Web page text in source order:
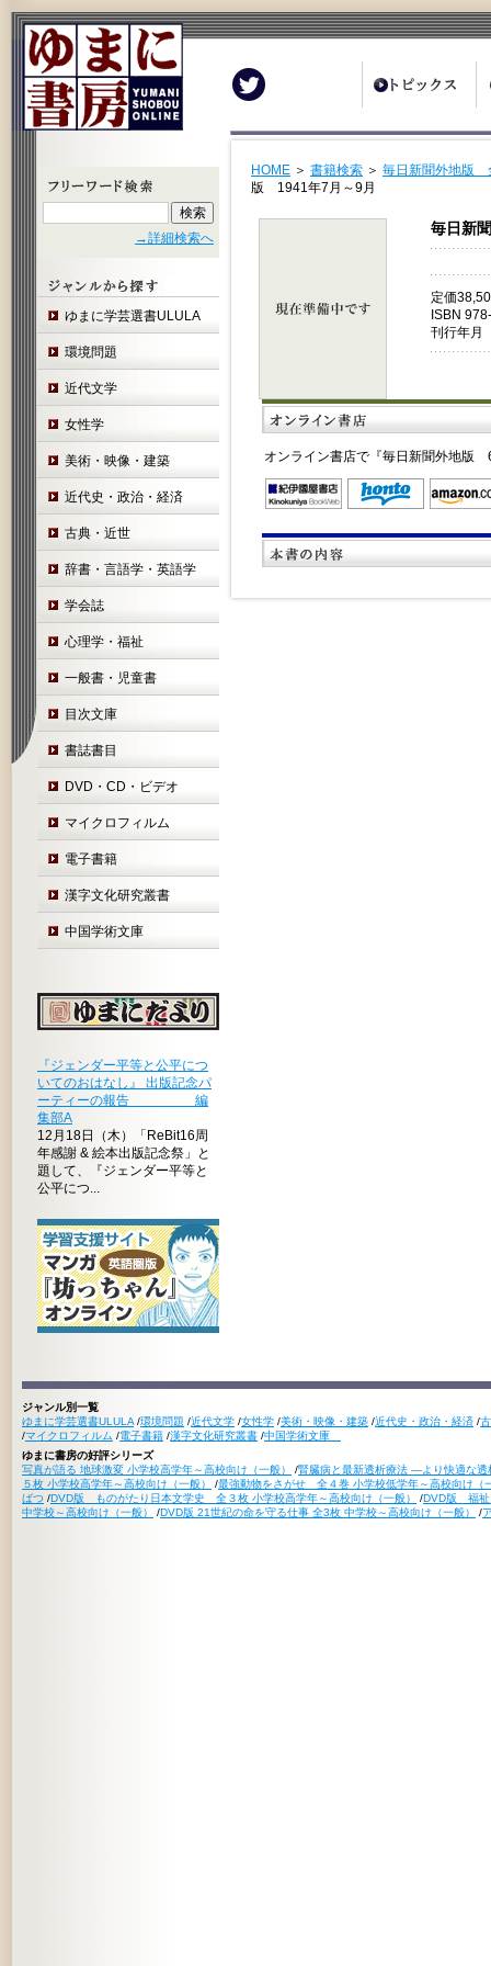
→詳細検索へ
ゆまに学芸選書ULULA
環境問題
近代文学
女性学
美術・映像・建築
近代史・政治・経済
古典・近世
辞書・言語学・英語学
学会誌
心理学・福祉
一般書・児童書
目次文庫
書誌書目
DVD・CD・ビデオ
マイクロフィルム
電子書籍
漢字文化研究叢書
中国学術文庫
『ジェンダー平等と公平につ
いてのおはなし』 出版記念パ
ーティーの報告 編
集部A
12月18日（木）「ReBit16周
年感謝 & 絵本出版記念祭」と
題して、『ジェンダー平等と
公平につ...
HOME ＞ 書籍検索 ＞ 毎日新聞外地版
版 1941年7月～9月
毎日新
定価
ISBN
刊行年
オンライン書店で『毎日新聞外地
ジャンル別一覧
ゆまに学芸選書ULULA /環境問題 /近代文学 /女性学 /美術・映像・建築 /近代史・政治・経済 /
/マイクロフィルム /電子書籍 /漢字文化研究叢書 /中国学術文庫
ゆまに書房の好評シリーズ
写真が語る 地球激変 小学校高学年～高校向け（一般）
/腎臓病と最新透析療法 ―より快適な
５枚 小学校高学年～高校向け（一般）
/最強動物をさがせ 全４巻 小学校低学年～高校向け（
ばつ /DVD版 ものがたり日本文学史 全３枚 小学校高学年～高校向け（一般） /DVD版 福祉
中学校～高校向け（一般）
/DVD版 21世紀の命を守る仕事 全3枚 中学校～高校向け（一般） /